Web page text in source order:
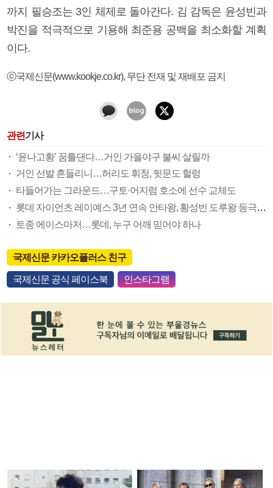
까지 필승조는 3인 체제로 돌아간다. 김 감독은 윤성빈과
박진을 적극적으로 기용해 최준용 공백을 최소화할 계획
이다.
ⓒ국제신문(www.kookje.co.kr), 무단 전재 및 재배포 금지
관련기사
‘윤나고황’ 꿈틀댄다…거인 가을야구 불씨 살릴까
거인 선발 흔들리니…허리도 휘청, 뒷문도 헐렁
타들어가는 그라운드…구토·어지럼 호소에 선수 교체도
롯데 자이언츠 레이예스 3년 연속 안타왕, 황성빈 도루왕 등극할까
토종 에이스마저…롯데, 누구 어깨 믿어야 하나
국제신문 카카오플러스 친구
국제신문 공식 페이스북 인스타그램